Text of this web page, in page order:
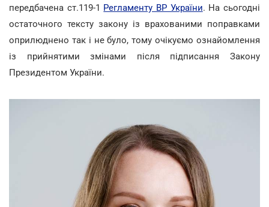
передбачена ст.119-1 Регламенту ВР України. На сьогодні
остаточного тексту закону із врахованими поправками
оприлюднено так і не було, тому очікуємо ознайомлення
із прийнятими змінами після підписання Закону
Президентом України.